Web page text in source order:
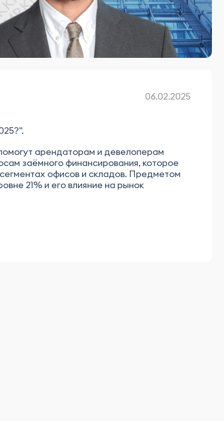
06.02.2025
арендаторам и девелоперам
заёмного финансирования, которое
офисов и складов. Предметом
21% и его влияние на рынок